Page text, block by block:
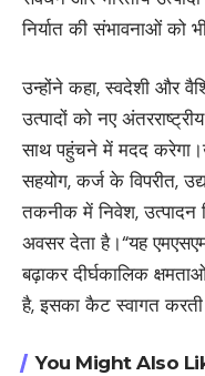
निर्यात की संभावनाओं को
उन्होंने कहा, स्वदेशी और
उत्पादों को नए
साथ पहुंचने में मदद
सहयोग, कर्ज के विपरीत,
तकनीक में निवेश, उत्पादन
अवसर देता है।“यह
बढ़ाकर दीर्घकालिक
है, इसका कैट स्वागत
You Might Also